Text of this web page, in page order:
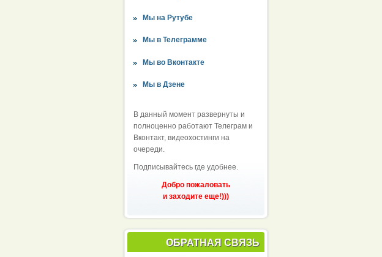
Мы на Рутубе
Мы в Телеграмме
Мы во Вконтакте
Мы в Дзене
В данный момент развернуты и
полноценно работают Телеграм и
Вконтакт, видеохостинги на
очереди.
Подписывайтесь где удобнее.
Добро пожаловать
и заходите еще!)))
ОБРАТНАЯ СВЯЗЬ